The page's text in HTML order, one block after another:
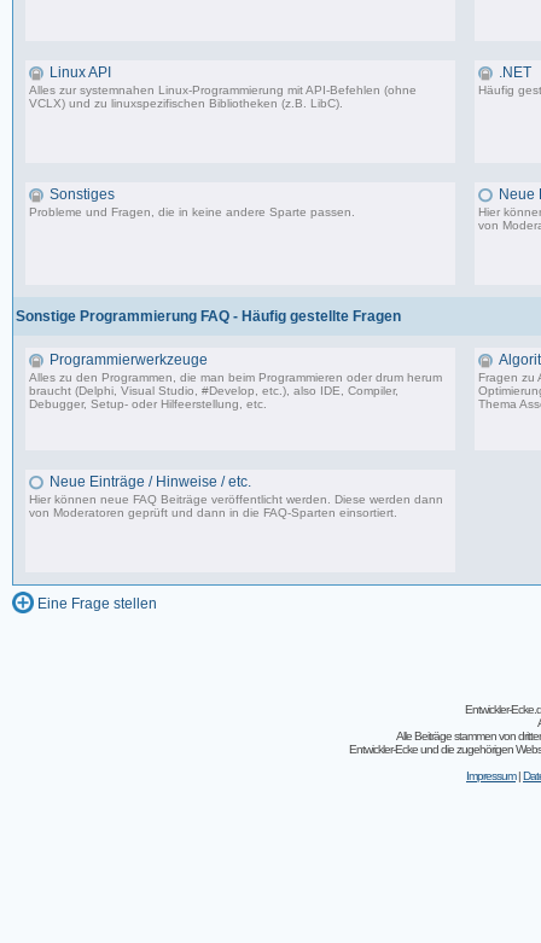
Linux API
Alles zur systemnahen Linux-Programmierung mit API-Befehlen (ohne
VCLX) und zu linuxspezifischen Bibliotheken (z.B. LibC).
.NET
Häufig
Sonstiges
Probleme und Fragen, die in keine andere Sparte passen.
Neue
Hier
von
Sonstige Programmierung FAQ - Häufig gestellte Fragen
Programmierwerkzeuge
Alles zu den Programmen, die man beim Programmieren oder drum herum
braucht (Delphi, Visual Studio, #Develop, etc.), also IDE, Compiler,
Debugger, Setup- oder Hilfeerstellung, etc.
Fragen zu
Thema
Neue Einträge / Hinweise / etc.
Hier können neue FAQ Beiträge veröffentlicht werden. Diese werden dann
von Moderatoren geprüft und dann in die FAQ-Sparten einsortiert.
Eine Frage stellen
Entwickler-
Alle Beiträge stammen von
Entwickler-Ecke und die zugehörigen
Impressum|